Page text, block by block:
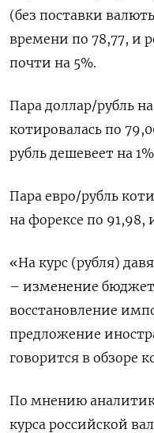
(без поставки
времени ‌по 78,77, и
почти на 5%.
Пара ‌доллар/рубль
котировалась по
рубль дешевеет на
Пара евро/рубль
на форексе по 91,98,
«На курс (рубля)
– изменение
восстановление
предложение
говорится в обзоре
По мнению
курса российской